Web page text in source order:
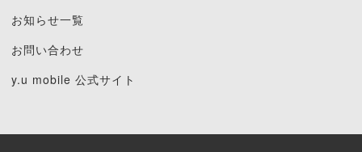
お知らせ一覧
お問い合わせ
y.u mobile 公式サイト